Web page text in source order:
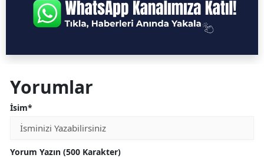
Yorumlar
İsim*
Yorum Yazın (500 Karakter)